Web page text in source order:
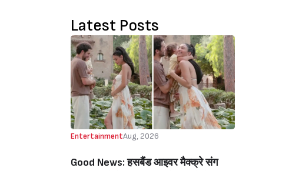
Latest Posts
EntertainmentAug, 2026
Good News: हसबैंड आइवर मैक्क्रे संग